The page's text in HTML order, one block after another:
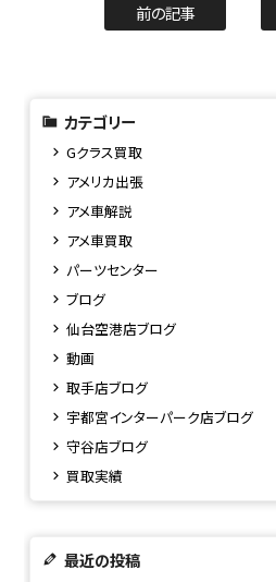
前の記事
カテゴリー
Gクラス買取
アメリカ出張
アメ車解説
アメ車買取
パーツセンター
ブログ
仙台空港店ブログ
動画
取手店ブログ
宇都宮インターパーク店ブログ
守谷店ブログ
買取実績
最近の投稿